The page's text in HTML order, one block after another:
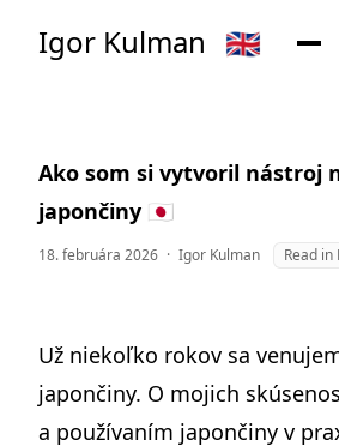
Igor Kulman 🇬🇧
Ako som si vytvoril nástroj
japončiny 🇯🇵
18. februára 2026 · Igor Kulman Read in
Už niekoľko rokov sa
japončiny. O mojich
a používaním japončiny v